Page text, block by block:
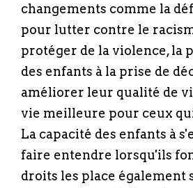
changements comme la
pour lutter contre le
protéger de la violence, la
des enfants à la prise de
améliorer leur qualité de
vie meilleure pour ceux
La capacité des enfants à
faire entendre lorsqu'ils
droits les place également